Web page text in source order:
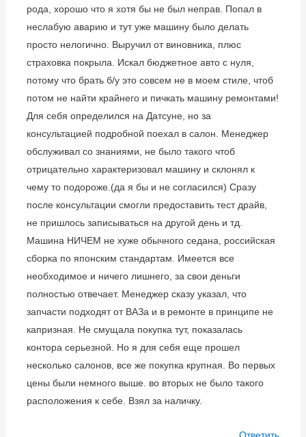
рода, хорошо что я хотя бы не был неправ. Попал в
неслабую аварию и тут уже машину было делать
просто нелогично. Выручил от виновника, плюс
страховка покрыла. Искал бюджетное авто с нуля,
потому что брать б/у это совсем не в моем стиле, чтоб
потом не найти крайнего и пичкать машину ремонтами!
Для себя определился на Датсуне, но за
консультацией подробной поехал в салон. Менеджер
обслуживал со знаниями, не было такого чтоб
отрицательно характеризовал машину и склонял к
чему то подороже.(да я бы и не согласился) Сразу
после консультации смогли предоставить тест драйв,
не пришлось записываться на другой день и тд.
Машина НИЧЕМ не хуже обычного седана, российская
сборка по японским стандартам. Имеется все
необходимое и ничего лишнего, за свои деньги
полностью отвечает. Менеджер сказу указал, что
запчасти подходят от ВАЗа и в ремонте в принципе не
капризная. Не смущала покупка тут, показалась
контора серьезной. Но я для себя еще прошел
несколько салонов, все же покупка крупная. Во первых
цены были немного выше. во вторых не было такого
расположения к себе. Взял за наличку.